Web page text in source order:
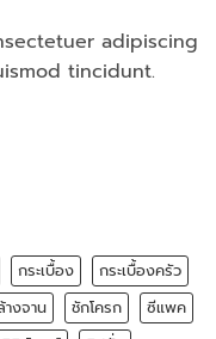
adipiscing
tincidunt.
กระเบื้อง
กระเบื้องครัว
งจาน ชักโครก
ซีแพค